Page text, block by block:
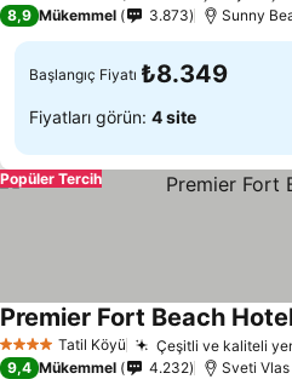
8,9 Mükemmel 3.873 Sunny
Başlangıç Fiyatı ₺8.349
Fiyatları görün: 4 site
Popüler Tercih
4 Yıldız Tatil Köyü Çeşitli ve kaliteli
Premier Fort Beach
9,4 Mükemmel 4.232 Sveti Vlas